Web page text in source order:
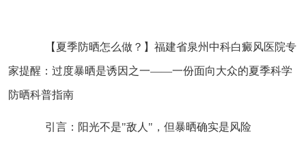
【夏季防晒怎么做？】福建省泉州中科白癜风医院专
家提醒：过度暴晒是诱因之一——一份面向大众的夏季科学
防晒科普指南
引言：阳光不是"敌人"，但暴晒确实是风险